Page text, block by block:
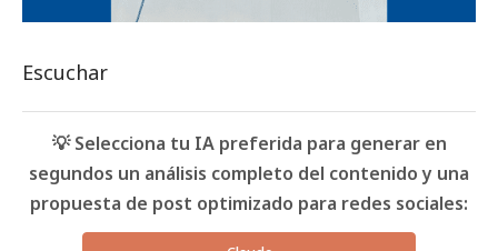
Escuchar
💡 Selecciona tu IA preferida para generar en
segundos un análisis completo del contenido y una
propuesta de post optimizado para redes sociales: